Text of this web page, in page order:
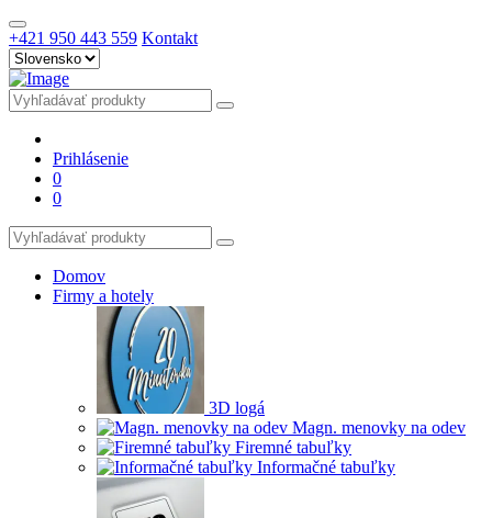
+421 950 443 559 Kontakt
Prihlásenie
0
0
Domov
Firmy a hotely
3D logá
Magn. menovky na odev
Firemné tabuľky
Informačné tabuľky